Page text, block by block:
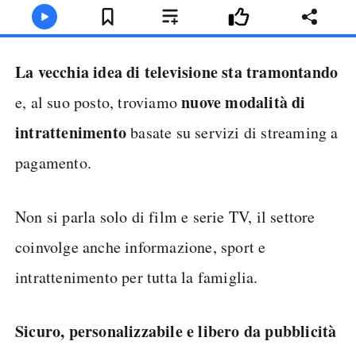
La vecchia idea di televisione sta tramontando
e, al suo posto, troviamonuove modalità di
intrattenimentobasate su servizi di streaming a
pagamento.
Non si parla solo di film e serie TV, il settore
coinvolge anche informazione, sport e
intrattenimento per tutta la famiglia.
Sicuro, personalizzabile e libero da pubblicità